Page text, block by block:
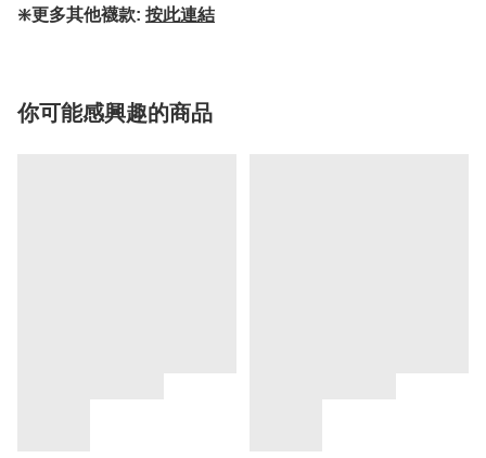
❇️更多其他襪款: 按此連結
你可能感興趣的商品